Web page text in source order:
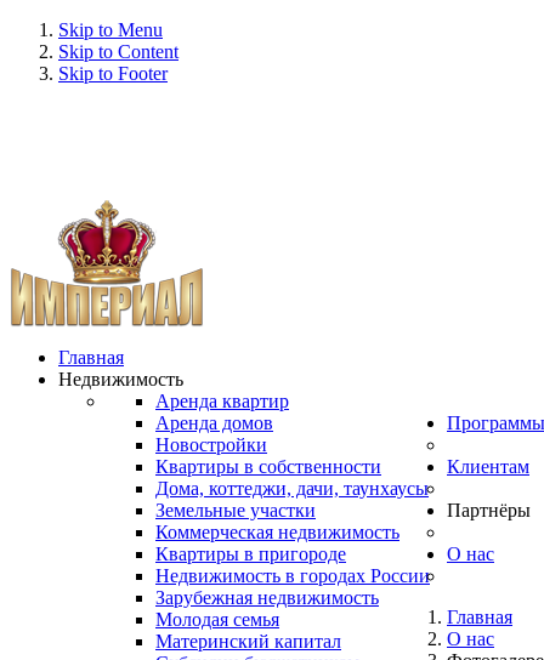
Skip to Menu
Skip to Content
Skip to Footer
Главная
Недвижимость
Аренда квартир
Аренда домов
Новостройки
Квартиры в собственности
Дома, коттеджи, дачи, таунхаусы
Земельные участки
Коммерческая недвижимость
Квартиры в пригороде
Недвижимость в городах России
Зарубежная недвижимость
Программы
Молодая семья
Материнский капитал
Клиентам
Партнёры
О нас
Главная
О нас